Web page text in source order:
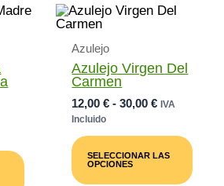
Azulejo
Azulejo Virgen Del
Carmen
12,00€ - 30,00€Rango
Desde
12,00 €
Hasta
IVA
Incluido
SELECCIONAR LAS
OPCIONES